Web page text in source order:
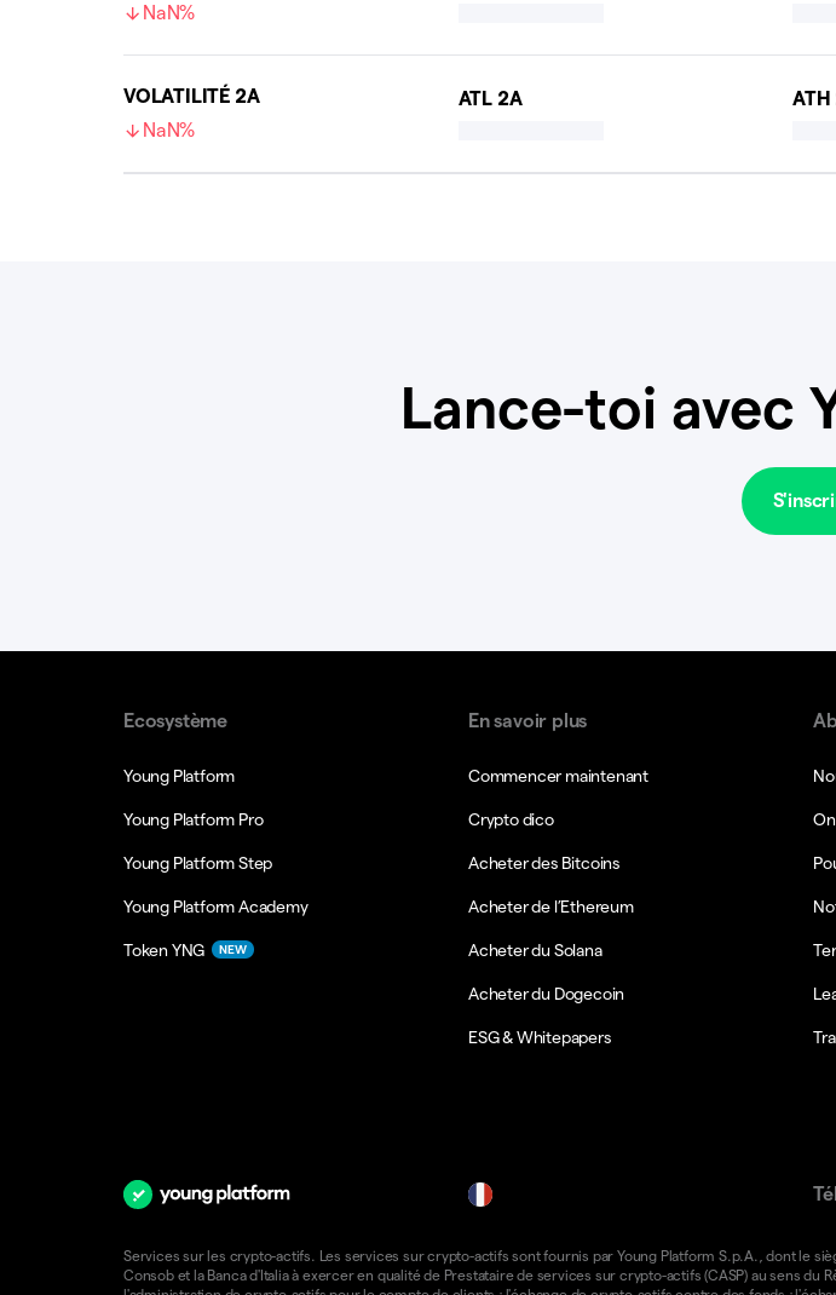
NaN%
VOLATILITÉ 2A
NaN%
ATL 2A ATH
Lance-toi avec
Ecosystème
Young Platform
Young Platform Pro
Young Platform Step
Young Platform Academy
Token YNG NEW
En savoir plus
Commencer maintenant
Crypto dico
Acheter des Bitcoins
Acheter de l’Ethereum
Acheter du Solana
Acheter du Dogecoin
ESG & Whitepapers
Services sur les crypto-actifs. Les services sur crypto-actifs sont fournis par Young Platform S.p.A., dont le
Consob et la Banca d'Italia à exercer en qualité de Prestataire de services sur crypto-actifs (CASP) au sens